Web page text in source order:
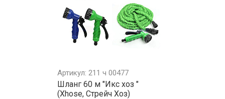
Артикул: 211 ч 00477
Шланг 60 м "Икс хоз "
(Xhose, Стрейч Хоз)